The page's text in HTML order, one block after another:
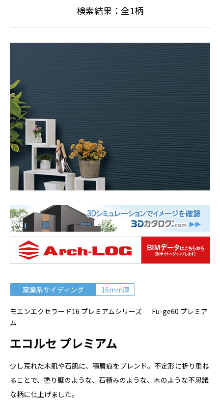
検索結果：全1柄
窯業系サイディング 16mm厚
モエンエクセラード16 プレミアムシリーズ Fu-ge60 プレミア
ム
エコルセ プレミアム
少し荒れた木肌や石肌に、積層痕をブレンド。不定形に折り重ね
ることで、塗り壁のような、石積みのような、木のような不思議
な柄に仕上げました。